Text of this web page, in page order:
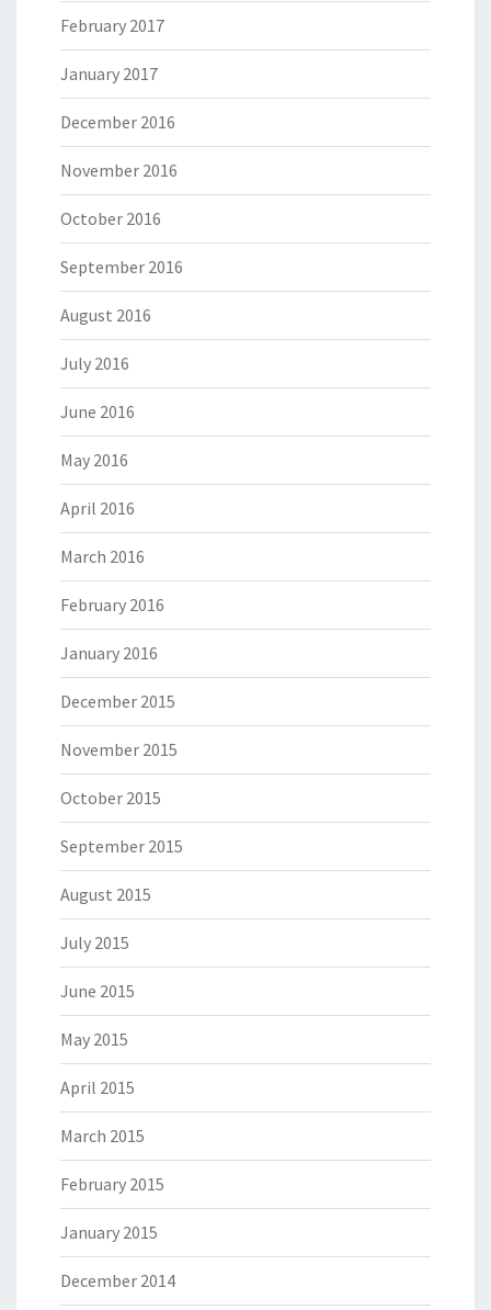
February 2017
January 2017
December 2016
November 2016
October 2016
September 2016
August 2016
July 2016
June 2016
May 2016
April 2016
March 2016
February 2016
January 2016
December 2015
November 2015
October 2015
September 2015
August 2015
July 2015
June 2015
May 2015
April 2015
March 2015
February 2015
January 2015
December 2014